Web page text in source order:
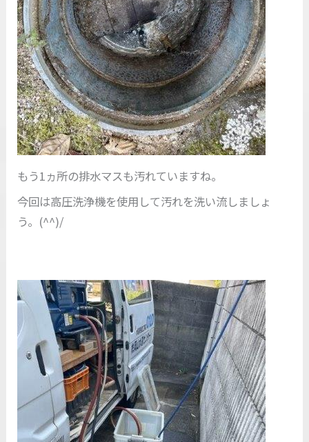
もう1ヵ所の排水マスも汚れていますね。
今回は高圧洗浄機を使用して汚れを洗い流しましょ
う。(^^)/